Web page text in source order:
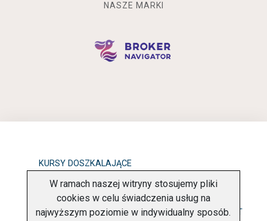
NASZE MARKI
KURSY DOSZKALAJĄCE
OBOWIĄZEK INFORMACYJNY
POLITYKA PRYWATNOŚCI O FIRMIE KONTAKT
W ramach naszej witryny stosujemy pliki
cookies w celu świadczenia usług na
najwyższym poziomie w indywidualny sposób.